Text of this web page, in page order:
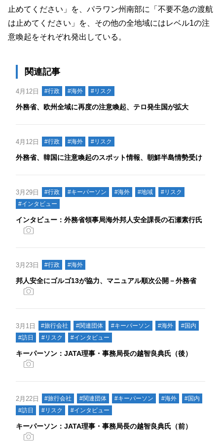
止めてください」を、パラワン州南部に「不要不急の渡航
は止めてください」を、その他の全地域にはレベル1の注
意喚起をそれぞれ発出している。
関連記事
4月12日 #行政 #海外 #リスク
外務省、欧州全域に再度の注意喚起、テロ発生国が拡大
4月12日 #行政 #海外 #リスク
外務省、韓国に注意喚起のスポット情報、朝鮮半島情勢受け
3月29日 #行政 #キーパーソン #海外 #地域
#リスク
#インタビュー
インタビュー：外務省領事局海外邦人安全課長の石瀬素行氏
3月23日 #行政 #海外
邦人安全にゴルゴ13が協力、マニュアル順次公開－外務省
3月1日 #旅行会社 #関連団体 #キーパーソン #海外
#国内
#訪日
#リスク #インタビュー
キーパーソン：JATA理事・事務局長の越智良典氏（後）
2月22日 #旅行会社 #関連団体 #キーパーソン #海外
#国内
#訪日
#リスク #インタビュー
キーパーソン：JATA理事・事務局長の越智良典氏（前）